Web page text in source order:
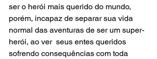
ser o herói mais querido do mundo,
porém, incapaz de separar sua vida
normal das aventuras de ser um super-
herói, ao ver  seus entes queridos
sofrendo consequências com toda